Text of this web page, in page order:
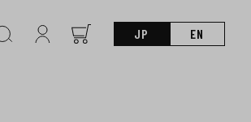
JP EN